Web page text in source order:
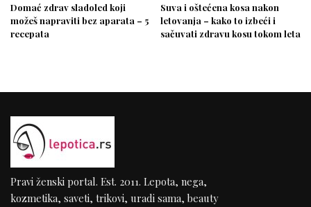
Domać zdrav sladoled koji
možeš napraviti bez aparata – 5
recepata
Suva i oštećena kosa nakon
letovanja – kako to izbeći i
sačuvati zdravu kosu tokom leta
Pravi ženski portal. Est. 2011. Lepota, nega,
kozmetika, saveti, trikovi, uradi sama, beauty